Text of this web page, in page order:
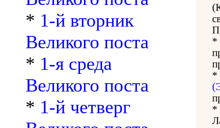
* 1-й вторник
Великого поста
* 1-я среда
Великого поста
* 1-й четверг
*
*
*